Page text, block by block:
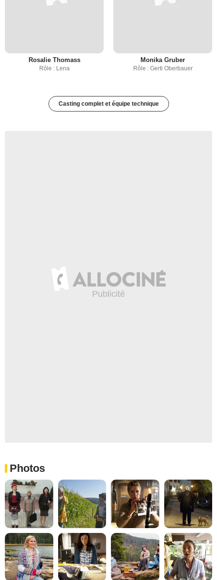
Rosalie Thomass
Rôle : Lena
Monika Gruber
Rôle : Gerti Oberbauer
Casting complet et équipe technique
Photos